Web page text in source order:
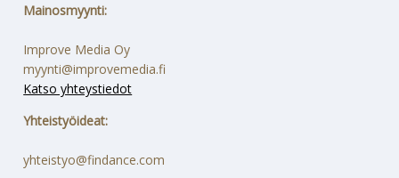
Mainosmyynti:
Improve Media Oy
myynti@improvemedia.fi
Katso yhteystiedot
Yhteistyöideat:
yhteistyo@findance.com